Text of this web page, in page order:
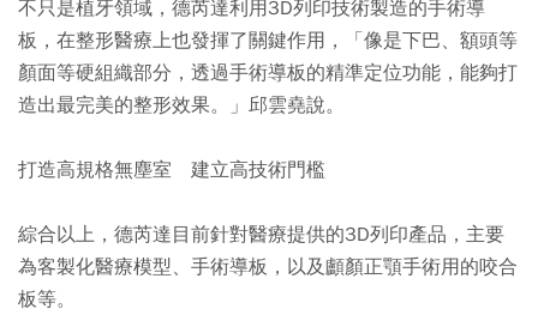
不只是植牙領域，德芮達利用3D列印技術製造的手術導
板，在整形醫療上也發揮了關鍵作用，「像是下巴、額頭等
顏面等硬組織部分，透過手術導板的精準定位功能，能夠打
造出最完美的整形效果。」邱雲堯說。
打造高規格無塵室 建立高技術門檻
綜合以上，德芮達目前針對醫療提供的3D列印產品，主要
為客製化醫療模型、手術導板，以及顱顏正顎手術用的咬合
板等。